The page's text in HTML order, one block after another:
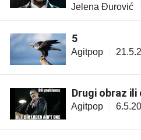
Jelena Đurović
5
Agitpop
Drugi obraz ili
Agitpop